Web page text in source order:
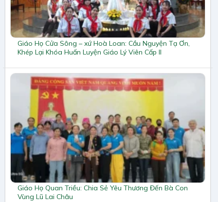
Giáo Họ Cửa Sông – xứ Hoà Loan: Cầu Nguyện Tạ Ơn,
Khép Lại Khóa Huấn Luyện Giáo Lý Viên Cấp II
Giáo Họ Quan Triều: Chia Sẻ Yêu Thương Đến Bà Con
Vùng Lũ Lai Châu